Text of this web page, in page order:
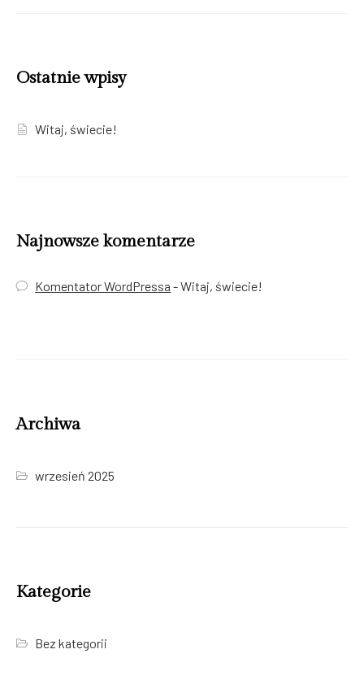
Ostatnie wpisy
Witaj, świecie!
Najnowsze komentarze
Komentator WordPressa -Witaj, świecie!
Archiwa
wrzesień 2025
Kategorie
Bez kategorii